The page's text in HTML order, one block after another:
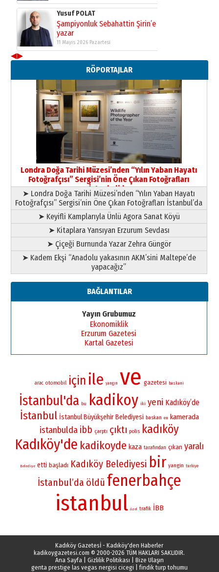
Yusuf POLAT
Şampiyonluk Sebahattin Şirin’e
yazar
11 Mayıs 2026 Pazartesi
Neşat YALÇIN
Paranın Aile Kültüründeki Yeri
03 Ağustos 2026 Pazartesi
Yıldırım Gündoğdu
HAVVA’NIN ÜÇ KIZI
09 Temmuz 2026 Perşembe
Yusuf POLAT
Şampiyonluk Sebahattin Şirin’e
yazar
11 Mayıs 2026 Pazartesi
◀▶
RÖPORTAJLAR
Londra Doğa Tarihi Müzesi’nden “Yılın Yaban Hayatı
Fotoğrafçısı” Sergisi’nin Öne Çıkan Fotoğrafları
İstanbul’da
➤ Londra Doğa Tarihi Müzesi’nden “Yılın Yaban Hayatı
Fotoğrafçısı” Sergisi’nin Öne Çıkan Fotoğrafları İstanbul’da
➤ Keyifli Kamplarıyla Ünlü Agora Sanat Köyü
➤ Kitaplara Yansıyan Erzurum Sevdası
➤ Çiçeği Burnunda Yazar Zehra Güngör
➤ Kadem Ekşi “Anadolu yakasının AKM’sini Maltepe’de
yapacağız”
BAĞLANTILAR
Yayın Grubumuz
Ekonomiklik
Erzurum Gazetesi
Kartal Gazetesi
arac otomobil için ile yangın ve gazetesi baskani
İstanbul'da bu kadikoy iki yeni Kadıköy’de
İstanbul İstanbul Büyükşehir Belediyesi baskan en kamerada
istanbulda ibb çarptı çıktı polis kadıköy
Kadıköy'de kadikoyde kaza tarafından çıkan yaralı
Belediye etti başladı Kadıköy Belediyesi bir yangin turkiye
İstanbul’da öldü fenerbahçe
istanbul özel trafik İBB
Kadıköy Gazetesİ - Kadıköy'den Haberler
kadikoygazetesi.com © 2000-2026 TÜM HAKLARI SAKLIDIR.
Ana Sayfa
Gizlilik Politikası
Bize Ulaşın
genta prestige las vegas nergisi cicegi |findik turp tohumu